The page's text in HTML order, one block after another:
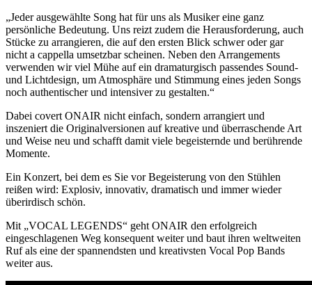
„Jeder ausgewählte Song hat für uns als Musiker eine ganz
persönliche Bedeutung. Uns reizt zudem die Herausforderung, auch
Stücke zu arrangieren, die auf den ersten Blick schwer oder gar
nicht a cappella umsetzbar scheinen. Neben den Arrangements
verwenden wir viel Mühe auf ein dramaturgisch passendes Sound-
und Lichtdesign, um Atmosphäre und Stimmung eines jeden Songs
noch authentischer und intensiver zu gestalten.“
Dabei covert ONAIR nicht einfach, sondern arrangiert und
inszeniert die Originalversionen auf kreative und überraschende Art
und Weise neu und schafft damit viele begeisternde und berührende
Momente.
Ein Konzert, bei dem es Sie vor Begeisterung von den Stühlen
reißen wird: Explosiv, innovativ, dramatisch und immer wieder
überirdisch schön.
Mit „VOCAL LEGENDS“ geht ONAIR den erfolgreich
eingeschlagenen Weg konsequent weiter und baut ihren weltweiten
Ruf als eine der spannendsten und kreativsten Vocal Pop Bands
weiter aus.